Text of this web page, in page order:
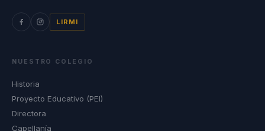
LIRMI
NUESTRO COLEGIO
Historia
Proyecto Educativo (PEI)
Directora
Capellanía